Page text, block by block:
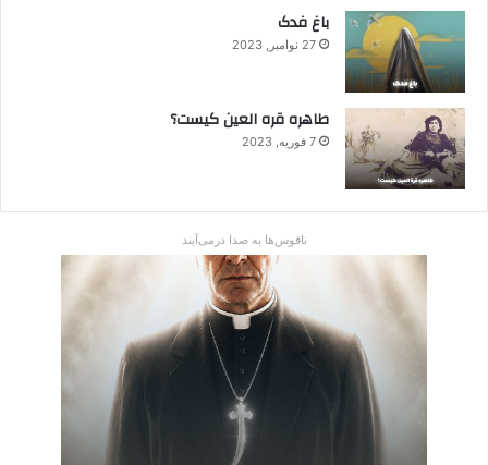
باغ فدک
27 نوامبر, 2023
طاهره قره العین کیست؟
7 فوریه, 2023
ناقوس‌ها به صدا در‌می‌آیند